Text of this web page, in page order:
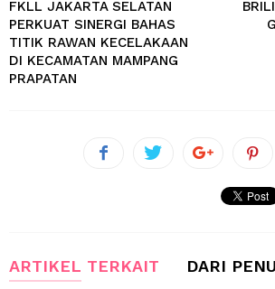
FKLL JAKARTA SELATAN
PERKUAT SINERGI BAHAS
TITIK RAWAN KECELAKAAN
DI KECAMATAN MAMPANG
PRAPATAN
ARTIKEL TERKAIT DARI